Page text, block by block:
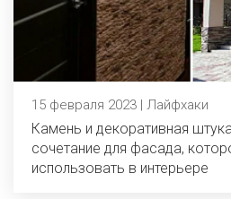
15 февраля 2023 | Лайфхаки
Камень и декоративная
сочетание для фасада,
использовать в интерьере